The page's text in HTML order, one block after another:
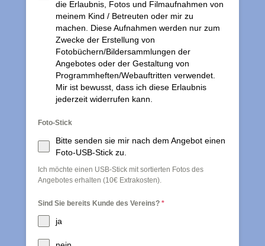
die Erlaubnis, Fotos und Filmaufnahmen von
meinem Kind / Betreuten oder mir zu
machen. Diese Aufnahmen werden nur zum
Zwecke der Erstellung von
Fotobüchern/Bildersammlungen der
Angebotes oder der Gestaltung von
Programmheften/Webauftritten verwendet.
Mir ist bewusst, dass ich diese Erlaubnis
jederzeit widerrufen kann.
Foto-Stick
Bitte senden sie mir nach dem Angebot einen
Foto-USB-Stick zu.
Ich möchte einen USB-Stick mit sortierten Fotos des
Angebotes erhalten (10€ Extrakosten).
Sind Sie bereits Kunde des Vereins? *
ja